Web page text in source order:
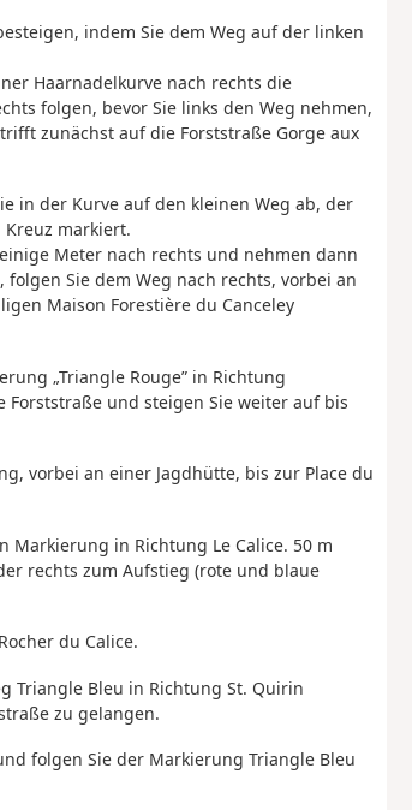
indem Sie dem Weg auf der linken
Haarnadelkurve nach rechts die
folgen, bevor Sie links den Weg nehmen,
zunächst auf die Forststraße Gorge aux
in der Kurve auf den kleinen Weg ab, der
markiert.
Meter nach rechts und nehmen dann
Sie dem Weg nach rechts, vorbei an
Maison Forestière du Canceley
„Triangle Rouge” in Richtung
und steigen Sie weiter auf bis
vorbei an einer Jagdhütte, bis zur Place du
Markierung in Richtung Le Calice. 50 m
rechts zum Aufstieg (rote und blaue
du Calice.
Triangle Bleu in Richtung St. Quirin
zu gelangen.
folgen Sie der Markierung Triangle Bleu